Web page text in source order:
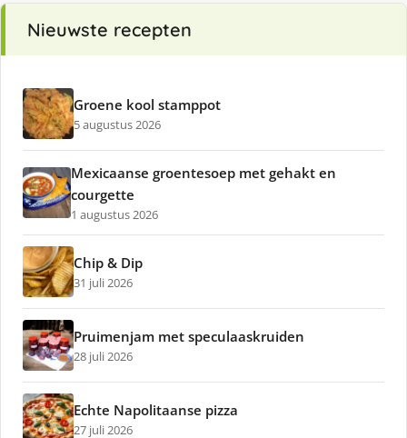
Nieuwste recepten
Groene kool stamppot
5 augustus 2026
Mexicaanse groentesoep met gehakt en
courgette
1 augustus 2026
Chip & Dip
31 juli 2026
Pruimenjam met speculaaskruiden
28 juli 2026
Echte Napolitaanse pizza
27 juli 2026